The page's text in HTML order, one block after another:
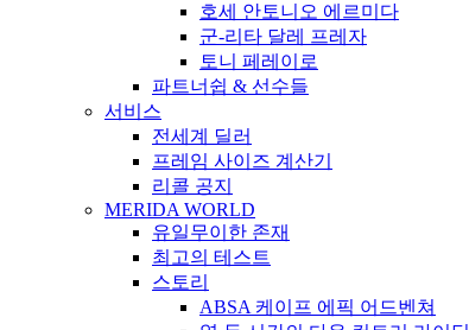
호세 안토니오 에르미다
군-리타 달레 프레자
토니 페레이로
파트너쉽 & 선수들
서비스
전세계 딜러
프레임 사이즈 계산기
리콜 공지
MERIDA WORLD
유일무이한 존재
최고의 테스트
스토리
ABSA 케이프 에픽 어드벤쳐